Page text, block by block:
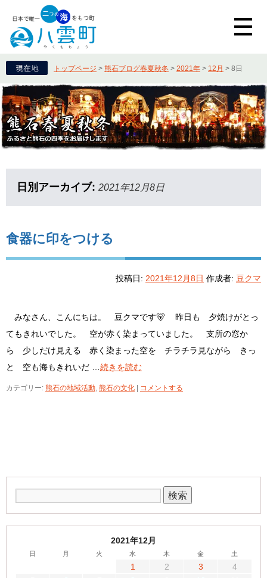
トップページ > 熊石ブログ春夏秋冬 > 2021年 > 12月 > 8日
日別アーカイブ: 2021年12月8日
食器に印をつける
投稿日: 2021年12月8日 作成者: 豆クマ
みなさん、こんにちは。 豆クマです🐻 昨日も 夕焼けがとっ
てもきれいでした。 空が赤く染まっていました。 支所の窓か
ら 少しだけ見える 赤く染まった空を チラチラ見ながら きっ
と 空も海もきれいだ … 続きを読む
カテゴリー: 熊石の地域活動, 熊石の文化 コメントする
2021年12月
日 月 火 水 木 金 土
1 2 3
4